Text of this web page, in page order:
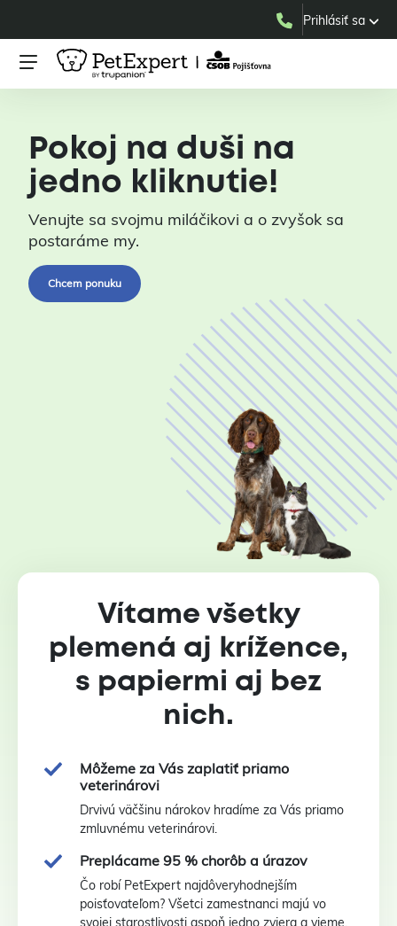
Prihlásiť sa
Pokoj na duši na
jedno kliknutie!
Venujte sa svojmu miláčikovi a o zvyšok sa
postaráme my.
Chcem ponuku
Vítame všetky
plemená aj krížence,
s papiermi aj bez
nich.
Môžeme za Vás zaplatiť priamo
veterinárovi
Drvivú väčšinu nárokov hradíme za Vás priamo
zmluvnému veterinárovi.
Preplácame 95 % chorôb a úrazov
Čo robí PetExpert najdôveryhodnejším
poisťovateľom? Všetci zamestnanci majú vo
svojej starostlivosti aspoň jedno zviera a vieme,